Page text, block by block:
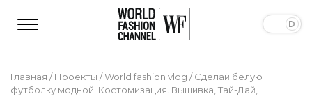
Главная /Проекты /World fashion vlog /Сделай белую
футболку модной. Костомизация. Вышивка, Тай-Дай,